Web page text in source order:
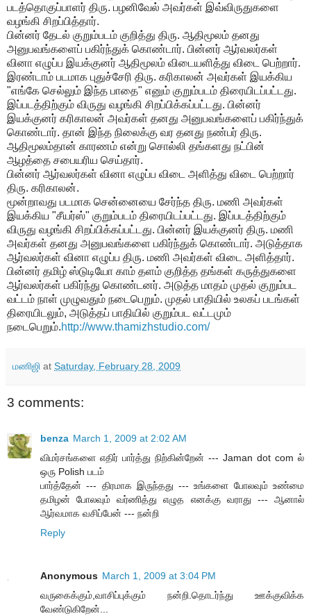
படத்தொகுப்பாளர் திரு. பழனிவேல் அவர்கள் இவ்விருதுகளை
வழங்கி சிறப்பித்தார்.
பின்னர் தேடல் குறும்படம் குறித்து திரு. ஆதிமூலம் தனது
அனுபவங்களைப் பகிர்ந்துக் கொண்டார். பின்னர் ஆர்வலர்கள்
வினா எழுப்ப இயக்குனர் ஆதிமூலம் விடையளித்து விடை பெற்றார்.
இரண்டாம் படமாக புதுச்சேரி திரு. கரிகாலன் அவர்கள் இயக்கிய
"எங்கே செல்லும் இந்த பாதை" எனும் குறும்படம் திரையிடப்பட்டது.
இப்படத்திற்கும் விருது வழங்கி சிறப்பிக்கப்பட்டது. பின்னர்
இயக்குனர் கரிகாலன் அவர்கள் தனது அனுபவங்களைப் பகிர்ந்துக்
கொண்டார். தான் இந்த நிலைக்கு வர தனது நண்பர் திரு.
ஆதிமூலம்தான் காரணம் என்று சொல்லி தங்களது நட்பின்
ஆழத்தை சபையரிய செய்தார்.
பின்னர் ஆர்வலர்கள் வினா எழுப்ப விடை அளித்து விடை பெற்றார்
திரு. கரிகாலன்.
மூன்றாவது படமாக சென்னையை சேர்ந்த திரு. மணி அவர்கள்
இயக்கிய "சீயர்ஸ்" குறும்படம் திரையிடப்பட்டது. இப்படத்திற்கும்
விருது வழங்கி சிறப்பிக்கப்பட்டது. பின்னர் இயக்குனர் திரு. மணி
அவர்கள் தனது அனுபவங்களை பகிர்ந்துக் கொண்டார். அடுத்தாக
ஆர்வலர்கள் வினா எழுப்ப திரு. மணி அவர்கள் விடை அளித்தார்.
பின்னர் தமிழ் ஸ்டுடியோ காம் தளம் குறித்த தங்கள் கருத்துகளை
ஆர்வலர்கள் பகிர்ந்து கொண்டனர். அடுத்த மாதம் முதல் குறும்பட
வட்டம் நாள் முழுவதும் நடைபெறும். முதல் பாதியில் உலகப் படங்கள்
திரையிடலும், அடுத்தப் பாதியில் குறும்பட வட்டமும்
நடைபெறும்.http://www.thamizhstudio.com/
மணிஜி at Saturday, February 28, 2009
3 comments:
benza March 1, 2009 at 2:02 AM
விமர்சங்களை எதிர் பார்த்து நிற்கின்றேன் --- Jaman dot com ல்
ஒரு Polish படம்
பார்த்தேன் --- திரமாக இருந்தது --- உங்களை போலவும் உண்மை
தமிழன் போலவும் வர்ணித்து எழுத எனக்கு வராது --- ஆனால்
ஆர்வமாக வசிப்பேன் --- நன்றி
Reply
Anonymous March 1, 2009 at 3:04 PM
வருகைக்கும்,வாசிப்புக்கும் நன்றி.தொடர்ந்து ஊக்குவிக்க
வேண்டுகிறேன்...